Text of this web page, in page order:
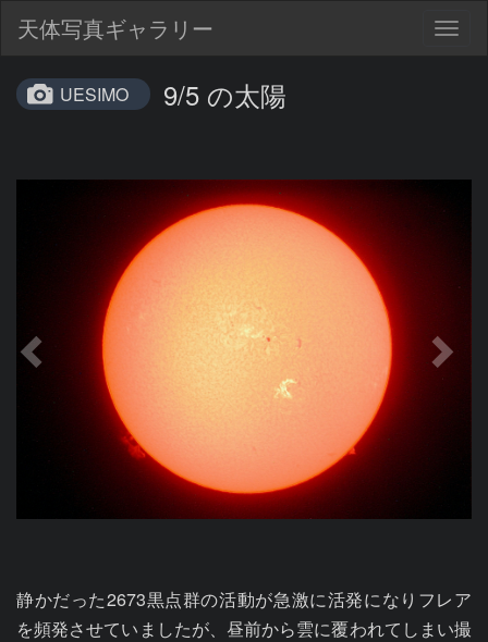
天体写真ギャラリー
UESIMO 9/5 の太陽
静かだった2673黒点群の活動が急激に活発になりフレア
を頻発させていましたが、昼前から雲に覆われてしまい撮